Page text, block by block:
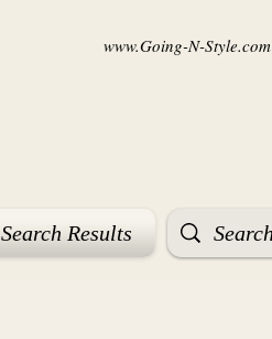
www.Going-N-Style.com
Search Results